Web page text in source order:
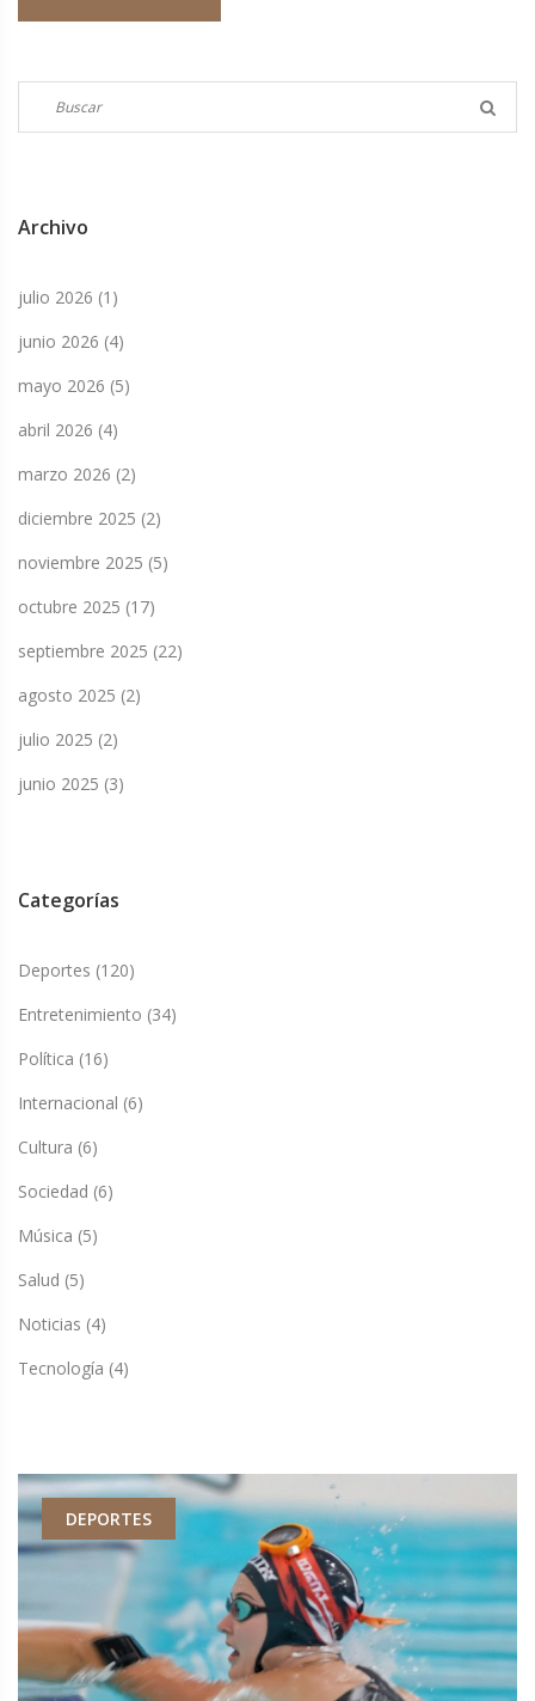
Archivo
julio 2026 (1)
junio 2026 (4)
mayo 2026 (5)
abril 2026 (4)
marzo 2026 (2)
diciembre 2025 (2)
noviembre 2025 (5)
octubre 2025 (17)
septiembre 2025 (22)
agosto 2025 (2)
julio 2025 (2)
junio 2025 (3)
Categorías
Deportes (120)
Entretenimiento (34)
Política (16)
Internacional (6)
Cultura (6)
Sociedad (6)
Música (5)
Salud (5)
Noticias (4)
Tecnología (4)
DEPORTES